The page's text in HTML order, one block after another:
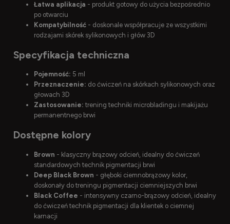
Łatwa aplikacja - produkt gotowy do użycia bezpośrednio
po otwarciu
Kompatybilność - doskonale współpracuje ze wszystkimi
rodzajami skórek sylikonowych i głów 3D
Specyfikacja techniczna
Pojemność: 5 ml
Przeznaczenie: do ćwiczeń na skórkach sylikonowych oraz
głowach 3D
Zastosowanie: trening techniki microbladingu i makijażu
permanentnego brwi
Dostępne kolory
Brown - klasyczny brązowy odcień, idealny do ćwiczeń
standardowych technik pigmentacji brwi
Deep Black Brown - głęboki ciemnobrązowy kolor,
doskonały do treningu pigmentacji ciemniejszych brwi
Black Coffee - intensywny czarno-brązowy odcień, idealny
do ćwiczeń technik pigmentacji dla klientek o ciemnej
karnacji